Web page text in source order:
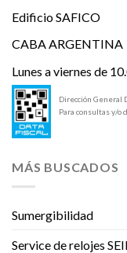
Edificio SAFICO
CABA ARGENTINA
Lunes a viernes de
Dirección General
Para consultas y/o
MÁS BUSCADOS
Sumergibilidad
Service de relojes